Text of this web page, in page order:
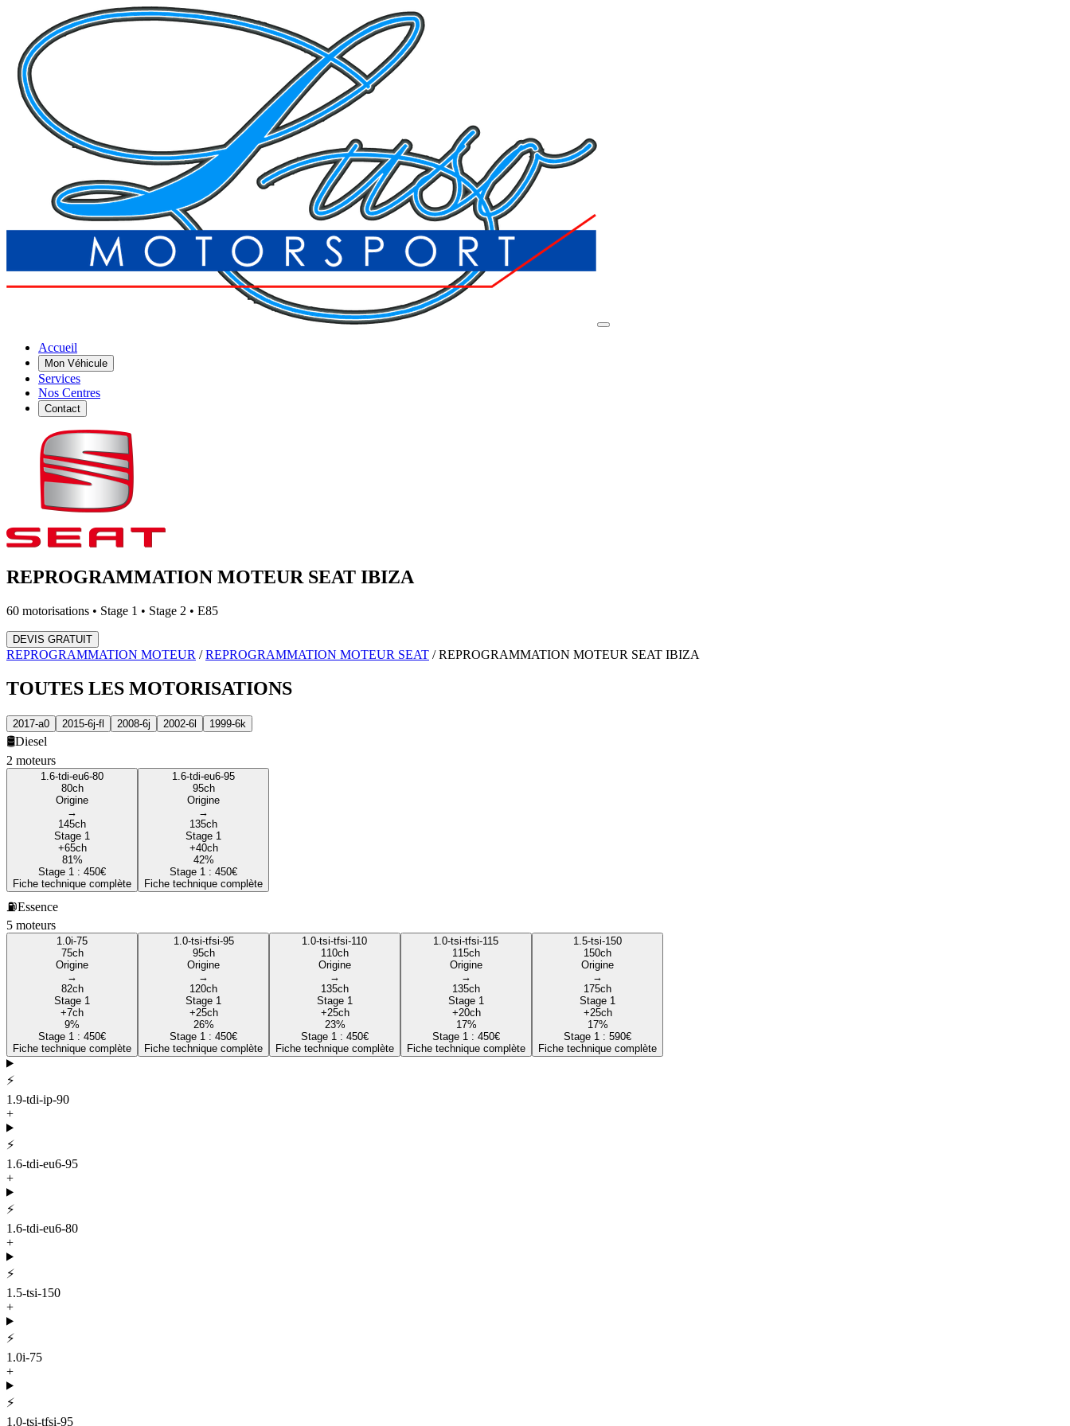
Accueil
Mon Véhicule
Services
Nos Centres
Contact
REPROGRAMMATION MOTEUR SEAT IBIZA
60 motorisations • Stage 1 • Stage 2 • E85
DEVIS GRATUIT
REPROGRAMMATION MOTEUR /REPROGRAMMATION MOTEUR SEAT /REPROGRAMMATION MOTEUR SEAT IBIZA
TOUTES LES MOTORISATIONS
2017-a0 2015-6j-fl 2008-6j 2002-6l 1999-6k
🛢️Diesel
2 moteurs
1.6-tdi-eu6-80
80ch
Origine
→
145ch
Stage 1
+65ch
81%
Stage 1 : 450€
Fiche technique complète
1.6-tdi-eu6-95
95ch
Origine
→
135ch
Stage 1
+40ch
42%
Stage 1 : 450€
Fiche technique complète
⛽Essence
5 moteurs
1.0i-75
75ch
Origine
→
82ch
Stage 1
+7ch
9%
Stage 1 : 450€
Fiche technique complète
1.0-tsi-tfsi-95
95ch
Origine
→
120ch
Stage 1
+25ch
26%
Stage 1 : 450€
Fiche technique complète
1.0-tsi-tfsi-110
110ch
Origine
→
135ch
Stage 1
+25ch
23%
Stage 1 : 450€
Fiche technique complète
1.0-tsi-tfsi-115
115ch
Origine
→
135ch
Stage 1
+20ch
17%
Stage 1 : 450€
Fiche technique complète
1.5-tsi-150
150ch
Origine
→
175ch
Stage 1
+25ch
17%
Stage 1 : 590€
Fiche technique complète
⚡
1.9-tdi-ip-90
+
⚡
1.6-tdi-eu6-95
+
⚡
1.6-tdi-eu6-80
+
⚡
1.5-tsi-150
+
⚡
1.0i-75
+
⚡
1.0-tsi-tfsi-95